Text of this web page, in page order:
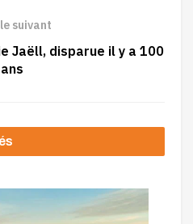
suivant
Jaëll, disparue il y a 100
ans